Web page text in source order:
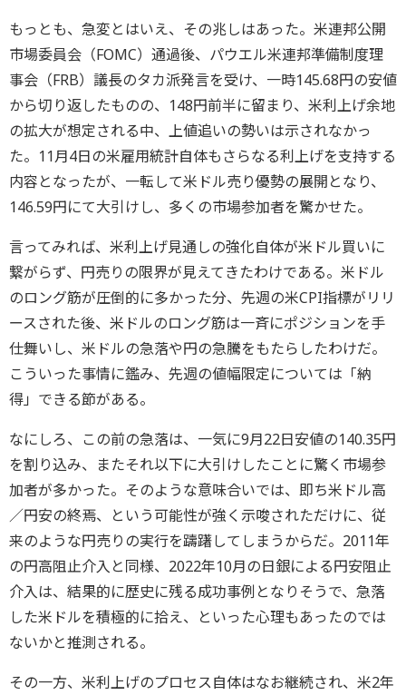
もっとも、急変とはいえ、その兆しはあった。米連邦公開
市場委員会（FOMC）通過後、パウエル米連邦準備制度理
事会（FRB）議長のタカ派発言を受け、一時145.68円の安値
から切り返したものの、148円前半に留まり、米利上げ余地
の拡大が想定される中、上値追いの勢いは示されなかっ
た。11月4日の米雇用統計自体もさらなる利上げを支持する
内容となったが、一転して米ドル売り優勢の展開となり、
146.59円にて大引けし、多くの市場参加者を驚かせた。
言ってみれば、米利上げ見通しの強化自体が米ドル買いに
繋がらず、円売りの限界が見えてきたわけである。米ドル
のロング筋が圧倒的に多かった分、先週の米CPI指標がリリ
ースされた後、米ドルのロング筋は一斉にポジションを手
仕舞いし、米ドルの急落や円の急騰をもたらしたわけだ。
こういった事情に鑑み、先週の値幅限定については「納
得」できる節がある。
なにしろ、この前の急落は、一気に9月22日安値の140.35円
を割り込み、またそれ以下に大引けしたことに驚く市場参
加者が多かった。そのような意味合いでは、即ち米ドル高
／円安の終焉、という可能性が強く示唆されただけに、従
来のような円売りの実行を躊躇してしまうからだ。2011年
の円高阻止介入と同様、2022年10月の日銀による円安阻止
介入は、結果的に歴史に残る成功事例となりそうで、急落
した米ドルを積極的に拾え、といった心理もあったのでは
ないかと推測される。
その一方、米利上げのプロセス自体はなお継続され、米2年